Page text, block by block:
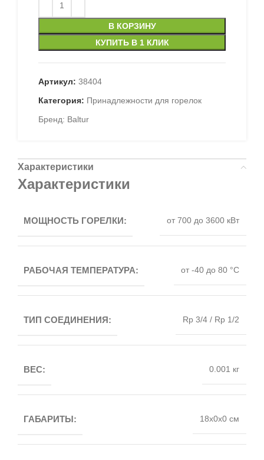
В КОРЗИНУ
КУПИТЬ В 1 КЛИК
Артикул: 38404
Категория: Принадлежности для горелок
Бренд: Baltur
Характеристики
Характеристики
МОЩНОСТЬ ГОРЕЛКИ: от 700 до 3600 кВт
РАБОЧАЯ ТЕМПЕРАТУРА: от -40 до 80 °C
ТИП СОЕДИНЕНИЯ: Rp 3/4 / Rp 1/2
ВЕС: 0.001 кг
ГАБАРИТЫ: 18x0x0 см